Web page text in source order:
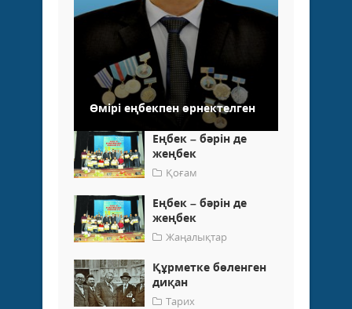
Өмірі еңбекпен өрнектелген
Еңбек – бәрін де
жеңбек
Қоғам
Еңбек – бәрін де
жеңбек
Жаңалықтар
Құрметке бөленген
диқан
Тарих